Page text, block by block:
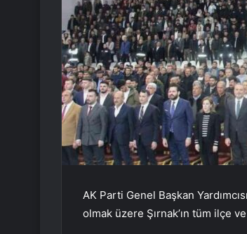
AK Parti Genel Başkan
olmak üzere Şırnak’ın tüm ilçe